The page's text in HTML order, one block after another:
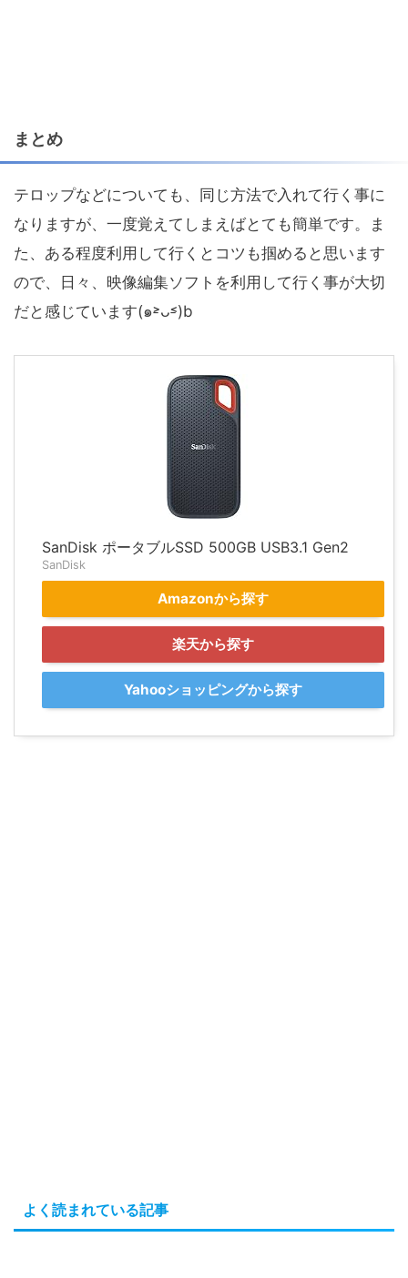
まとめ
テロップなどについても、同じ方法で入れて行く事に
なりますが、一度覚えてしまえばとても簡単です。ま
た、ある程度利用して行くとコツも掴めると思います
ので、日々、映像編集ソフトを利用して行く事が大切
だと感じています(๑˃̵ᴗ˂̵)b
SanDisk ポータブルSSD 500GB USB3.1 Gen2
SanDisk
Amazonから探す
楽天から探す
Yahooショッピングから探す
よく読まれている記事